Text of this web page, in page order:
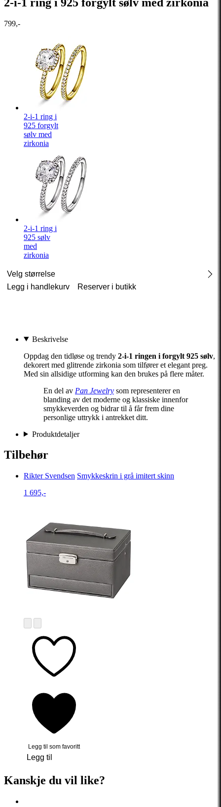
799,-
2-i-1 ring i
925 forgylt
sølv med
zirkonia
2-i-1 ring i
925 sølv
med
zirkonia
Velg størrelse
Legg i handlekurv
Reserver i butikk
Beskrivelse
Oppdag den tidløse og trendy 2-i-1 ringen i forgylt 925 sølv,
dekorert med glitrende zirkonia som tilfører et elegant preg.
Med sin allsidige utforming kan den brukes på flere måter.
En del av Pan Jewelry som representerer en
blanding av det moderne og klassiske innenfor
smykkeverden og bidrar til å får frem dine
personlige uttrykk i antrekket ditt.
Produktdetaljer
Tilbehør
Rikter Svendsen Smykkeskrin i grå imitert skinn
1 695,-
Legg til som favoritt
Legg til
Kanskje du vil like?